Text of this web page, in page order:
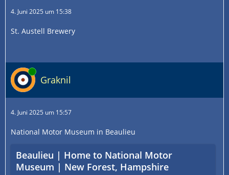
4. Juni 2025 um 15:38
St. Austell Brewery
Online
Graknil
4. Juni 2025 um 15:57
National Motor Museum in Beaulieu
Beaulieu | Home to National Motor
Museum | New Forest, Hampshire